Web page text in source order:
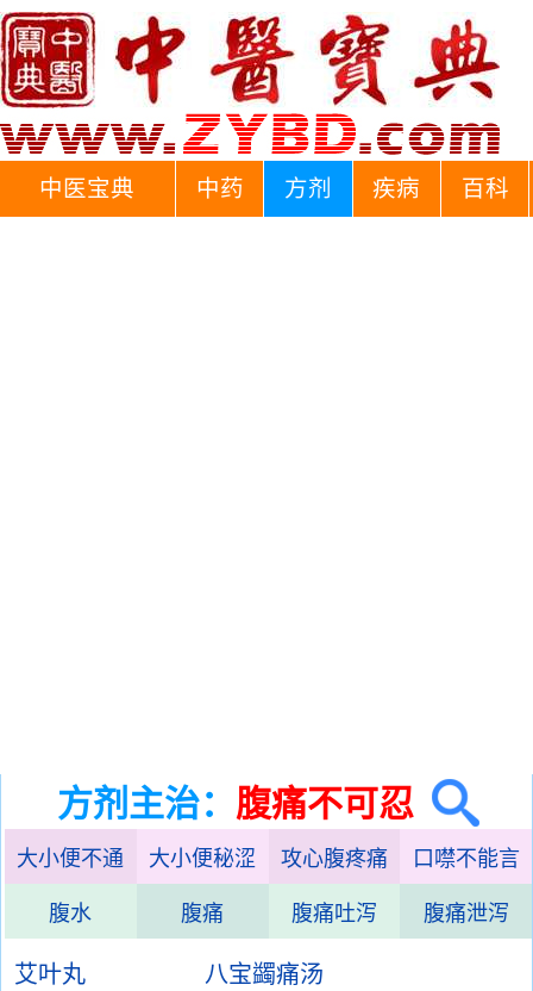
中医宝典 中药 方剂 疾病 百科
方剂主治： 腹痛不可忍
大小便不通 大小便秘涩 攻心腹疼痛 口噤不能言
腹水 腹痛 腹痛吐泻 腹痛泄泻
艾叶丸
八宝蠲痛汤